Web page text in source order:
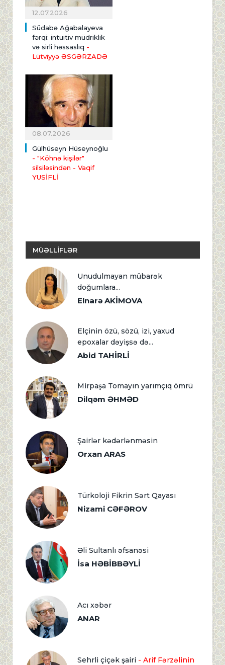
12.07.2026
Südabə Ağabalayeva
fərqi: intuitiv müdriklik
və sirli həssaslıq -
Lütviyyə ƏSGƏRZADƏ
08.07.2026
Gülhüseyn Hüseynoğlu
- "Köhnə kişilər"
silsiləsindən - Vaqif
YUSİFLİ
MÜƏLLİFLƏR
Unudulmayan mübarək
doğumlara...
Elnarə AKİMOVA
Elçinin özü, sözü, izi, yaxud
epoxalar dəyişsə də...
Abid TAHİRLİ
Mirpaşa Tomayın yarımçıq ömrü
Dilqəm ƏHMƏD
Şairlər kədərlənməsin
Orxan ARAS
Türkoloji Fikrin Sərt Qayası
Nizami CƏFƏROV
Əli Sultanlı əfsanəsi
İsa HƏBİBBƏYLİ
Acı xəbər
ANAR
Sehrli çiçək şairi - Arif Fərzəlinin